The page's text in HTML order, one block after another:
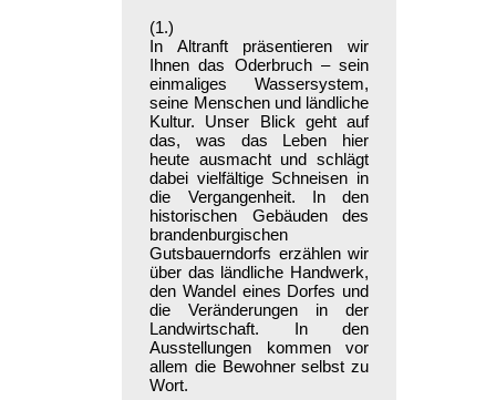
(1.)
In Altranft präsentieren wir
Ihnen das Oderbruch – sein
einmaliges Wassersystem,
seine Menschen und ländliche
Kultur. Unser Blick geht auf
das, was das Leben hier
heute ausmacht und schlägt
dabei vielfältige Schneisen in
die Vergangenheit. In den
historischen Gebäuden des
brandenburgischen
Gutsbauerndorfs erzählen wir
über das ländliche Handwerk,
den Wandel eines Dorfes und
die Veränderungen in der
Landwirtschaft. In den
Ausstellungen kommen vor
allem die Bewohner selbst zu
Wort.